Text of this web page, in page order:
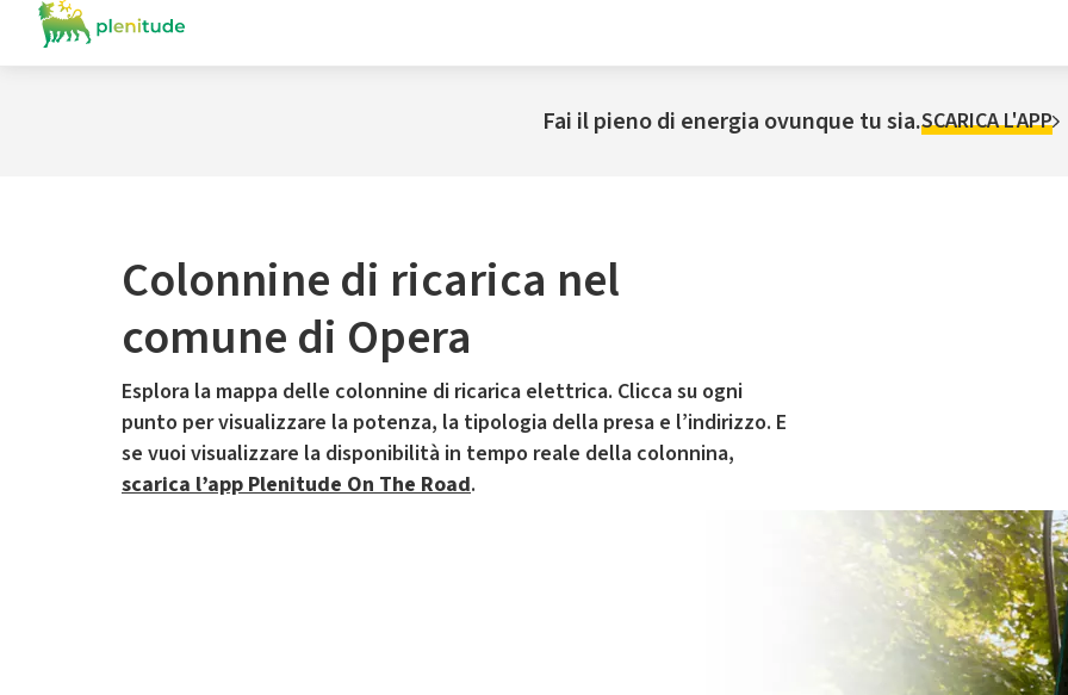
Fai il pieno di energia ovunque tu sia.SCARICA L'APP
Colonnine di ricarica nel
comune di Opera
Esplora la mappa delle colonnine di ricarica elettrica. Clicca su ogni
punto per visualizzare la potenza, la tipologia della presa e l’indirizzo. E
se vuoi visualizzare la disponibilità in tempo reale della colonnina,
scarica l’app Plenitude On The Road.
Il servizio di mobilità elettrica è gestito da Plenitude On The Road